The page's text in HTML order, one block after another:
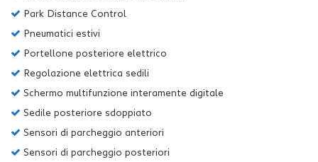
Park Distance Control
Pneumatici estivi
Portellone posteriore elettrico
Regolazione elettrica sedili
Schermo multifunzione interamente digitale
Sedile posteriore sdoppiato
Sensori di parcheggio anteriori
Sensori di parcheggio posteriori